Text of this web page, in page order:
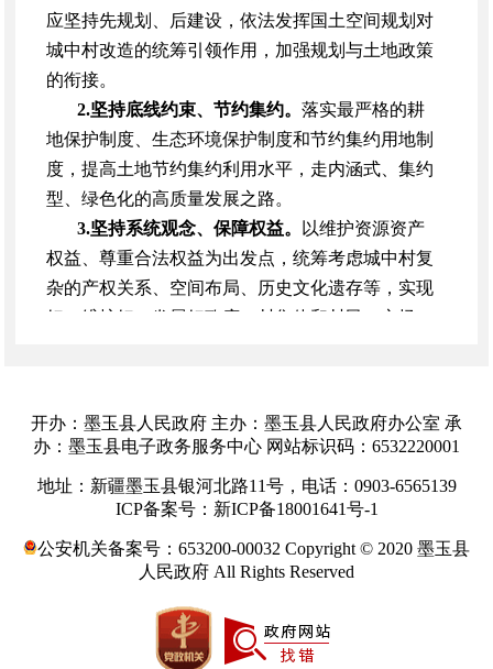
应坚持先规划、后建设，依法发挥国土空间规划对
城中村改造的统筹引领作用，加强规划与土地政策
的衔接。
2.坚持底线约束、节约集约。落实最严格的耕
地保护制度、生态环境保护制度和节约集约用地制
度，提高土地节约集约利用水平，走内涵式、集约
型、绿色化的高质量发展之路。
3.坚持系统观念、保障权益。
以维护资源资产
权益、尊重合法权益为出发点，统筹考虑城中村复
杂的产权关系、空间布局、历史文化遗存等，实现
好、维护好、发展好政府、村集体和村民、市场、
设施短板，提升基础设施韧性，改善城乡人居环
5.坚持因地制宜、差异引导。 从实际出发，统
位、功能布局等，结合城中村的区位、产业、人口
等特征，实施分区分类改造。
6.坚持政策衔接、统筹推进。
保障性住房建设、“平急两用”公共基础设施建设相
开办：墨玉县人民政府 主办：墨玉县人民政府办公室 承
办：墨玉县电子政务服务中心 网站标识码：6532220001
地址：新疆墨玉县银河北路11号，电话：0903-6565139
ICP备案号：新ICP备18001641号-1
公安机关备案号：653200-00032 Copyright © 2020 墨玉县
人民政府 All Rights Reserved